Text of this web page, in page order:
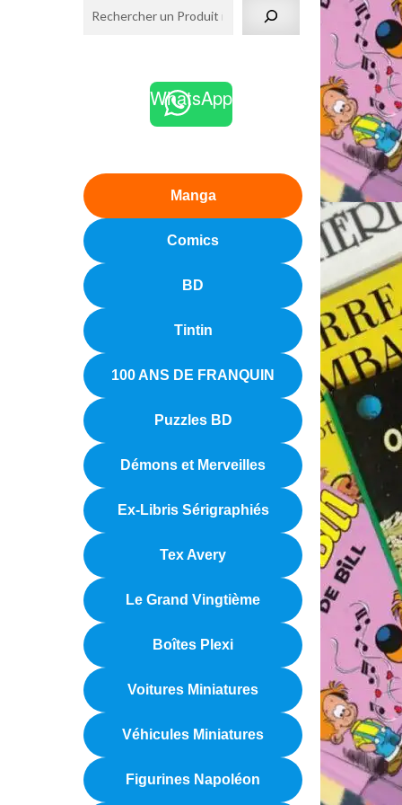
WhatsApp
Manga
Comics
BD
Tintin
100 ANS DE FRANQUIN
Puzzles BD
Démons et Merveilles
Ex-Libris Sérigraphiés
Tex Avery
Le Grand Vingtième
Boîtes Plexi
Voitures Miniatures
Véhicules Miniatures
Figurines Napoléon